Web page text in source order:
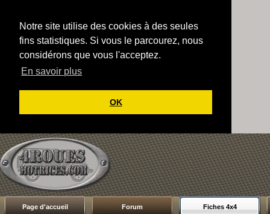
Notre site utilise des cookies à des seules
fins statistiques. Si vous le parcourez, nous
considérons que vous l'acceptez.
En savoir plus
OK
Page d'accueil Forum Fiches 4x4